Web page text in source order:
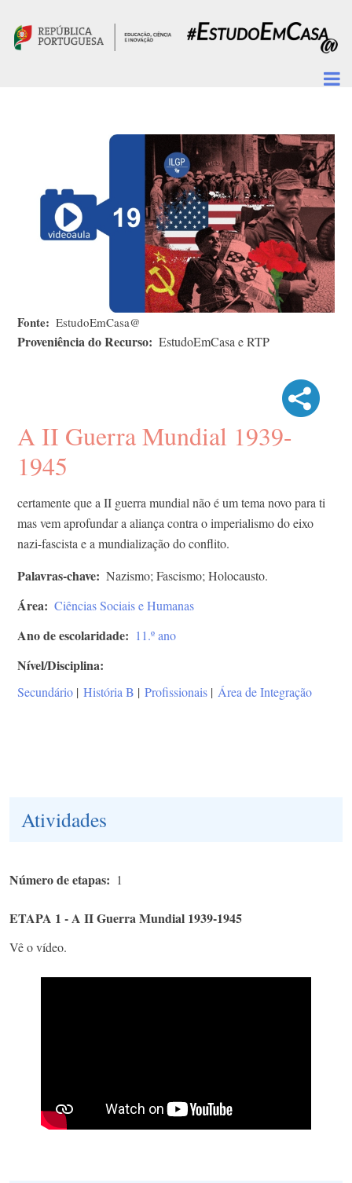
Fonte EstudoEmCasa@
Proveniência do Recurso EstudoEmCasa e RTP
A II Guerra Mundial 1939-
1945
certamente que a II guerra mundial não é um tema novo para ti
mas vem aprofundar a aliança contra o imperialismo do eixo
nazi-fascista e a mundialização do conflito.
Palavras-chave Nazismo; Fascismo; Holocausto.
Área Ciências Sociais e Humanas
Ano de escolaridade 11.º ano
Nível/Disciplina
Secundário | História B | Profissionais | Área de Integração
Atividades
Número de etapas 1
ETAPA 1 - A II Guerra Mundial 1939-1945
Vê o vídeo.